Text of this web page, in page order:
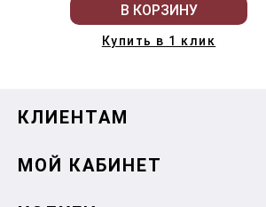
В КОРЗИНУ
Купить в 1 клик
КЛИЕНТАМ
МОЙ КАБИНЕТ